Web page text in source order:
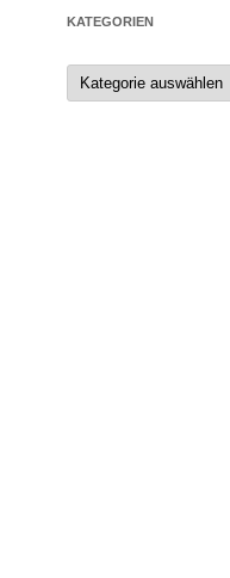
KATEGORIEN
Kategorien